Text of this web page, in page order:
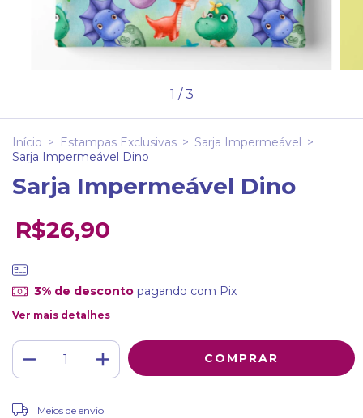
1 /3
Início > Estampas Exclusivas > Sarja Impermeável >
Sarja Impermeável Dino
Sarja Impermeável Dino
R$26,90
3% de descontopagando com Pix
Ver mais detalhes
Entregas para o CEP:
Meios de envio